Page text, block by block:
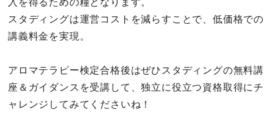
スタディングは運営コストを減らすことで、低価格での
講義料金を実現。
アロマテラピー検定合格後はぜひスタディングの無料講
座＆ガイダンスを受講して、独立に役立つ資格取得にチ
ャレンジしてみてくださいね！